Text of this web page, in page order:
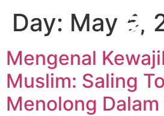
Day: May 5,
Mengenal
Muslim: Saling
Menolong